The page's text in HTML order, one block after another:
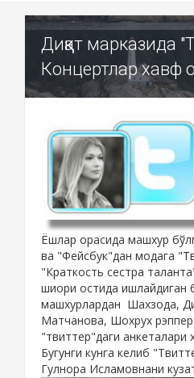
Диққат марказида
Концертлар хавф
Ёшлар орасида машхур
ва "Фейсбук"дан модага
"Краткость сестра
шиори остида ишлайдиган
машхурлардан Шахзода,
Матчанова, Шохрух
"твиттер"даги анкеталари
Бугунги кунга келиб
Гулнора Исламовнани